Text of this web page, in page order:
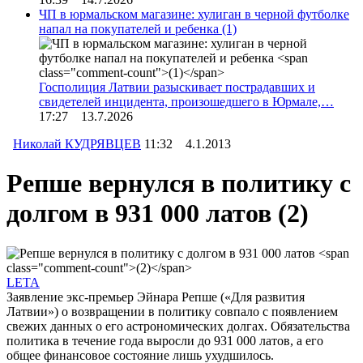
ЧП в юрмальском магазине: хулиган в черной футболке
напал на покупателей и ребенка (1)
Госполиция Латвии разыскивает пострадавших и
свидетелей инцидента, произошедшего в Юрмале,…
17:27 13.7.2026
Николай КУДРЯВЦЕВ 11:32 4.1.2013
Репше вернулся в политику с
долгом в 931 000 латов (2)
LETA
Заявление экс-премьер Эйнара Репше («Для развития
Латвии») о возвращении в политику совпало с появлением
свежих данных о его астрономических долгах. Обязательства
политика в течение года выросли до 931 000 латов, а его
общее финансовое состояние лишь ухудшилось.